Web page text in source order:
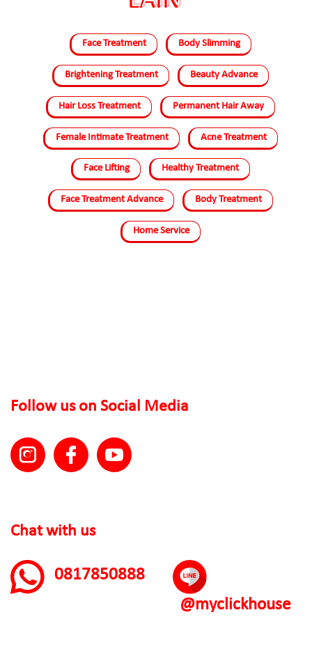
Face Treatment Body Slimming
Brightening Treatment Beauty Advance
Hair Loss Treatment Permanent Hair Away
Female Intimate Treatment Acne Treatment
Face Lifting Healthy Treatment
Face Treatment Advance Body Treatment
Home Service
Follow us on Social Media
Chat with us
0817850888
@myclickhouse